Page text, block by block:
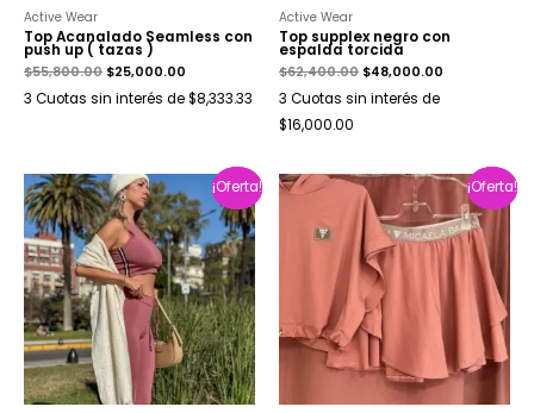
Active Wear
Top Acanalado Seamless con
push up ( tazas )
$55,800.00 $25,000.00
3 Cuotas sin interés de $8,333.33
Active Wear
Top supplex negro con
espalda torcida
$62,400.00 $48,000.00
3 Cuotas sin interés de
$16,000.00
¡Oferta!
¡Oferta! ¡Oferta!
¡Oferta!